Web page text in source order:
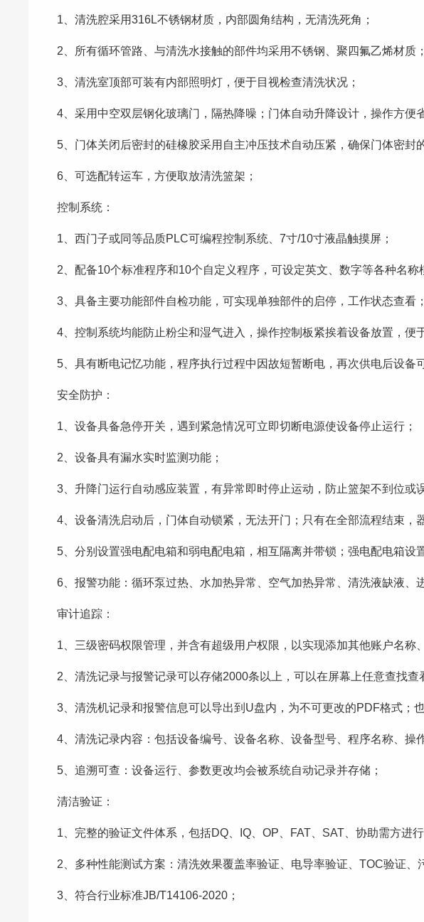
1、清洗腔采用316L不锈钢材质，内部圆角结构，无清洗死角；
2、所有循环管路、与清洗水接触的部件均采用不锈钢、聚四氟乙烯材质；
3、清洗室顶部可装有内部照明灯，便于目视检查清洗状况；
4、采用中空双层钢化玻璃门，隔热降噪；门体自动升降设计，操作方便
5、门体关闭后密封的硅橡胶采用自主冲压技术自动压紧，确保门体密封
6、可选配转运车，方便取放清洗篮架；
控制系统：
1、西门子或同等品质PLC可编程控制系统、7寸/10寸液晶触摸屏；
2、配备10个标准程序和10个自定义程序，可设定英文、数字等各种名称
3、具备主要功能部件自检功能，可实现单独部件的启停，工作状态查看；
4、控制系统均能防止粉尘和湿气进入，操作控制板紧挨着设备放置，便
5、具有断电记忆功能，程序执行过程中因故短暂断电，再次供电后设备
安全防护：
1、设备具备急停开关，遇到紧急情况可立即切断电源使设备停止运行；
2、设备具有漏水实时监测功能；
3、升降门运行自动感应装置，有异常即时停止运动，防止篮架不到位或
4、设备清洗启动后，门体自动锁紧，无法开门；只有在全部流程结束，
5、分别设置强电配电箱和弱电配电箱，相互隔离并带锁；强电配电箱设
6、报警功能：循环泵过热、水加热异常、空气加热异常、清洗液缺液、
审计追踪：
1、三级密码权限管理，并含有超级用户权限，以实现添加其他账户名称
2、清洗记录与报警记录可以存储2000条以上，可以在屏幕上任意查找查
3、清洗机记录和报警信息可以导出到U盘内，为不可更改的PDF格式；
4、清洗记录内容：包括设备编号、设备名称、设备型号、程序名称、
5、追溯可查：设备运行、参数更改均会被系统自动记录并存储；
清洁验证：
1、完整的验证文件体系，包括DQ、IQ、OP、FAT、SAT、协助需方进行
2、多种性能测试方案：清洗效果覆盖率验证、电导率验证、TOC验证、
3、符合行业标准JB/T14106-2020；